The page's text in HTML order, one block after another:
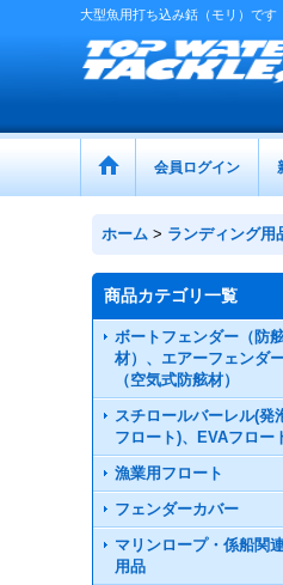
大型魚用打ち込み銛（モリ）です
会員ログイン
ホーム > ランディング用
商品カテゴリ一覧
ボートフェンダー（防
材）、エアーフェンダ
（空気式防舷材）
スチロールバーレル(発
フロート)、EVAフロー
漁業用フロート
フェンダーカバー
マリンロープ・係船関
用品